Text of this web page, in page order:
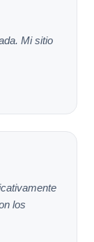
Mi sitio
los